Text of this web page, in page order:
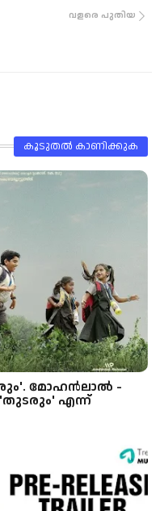
വളരെ പുതിയ
കൂടുതൽ‍ കാണിക്കുക
മോഹൻലാൽ -
എന്ന്